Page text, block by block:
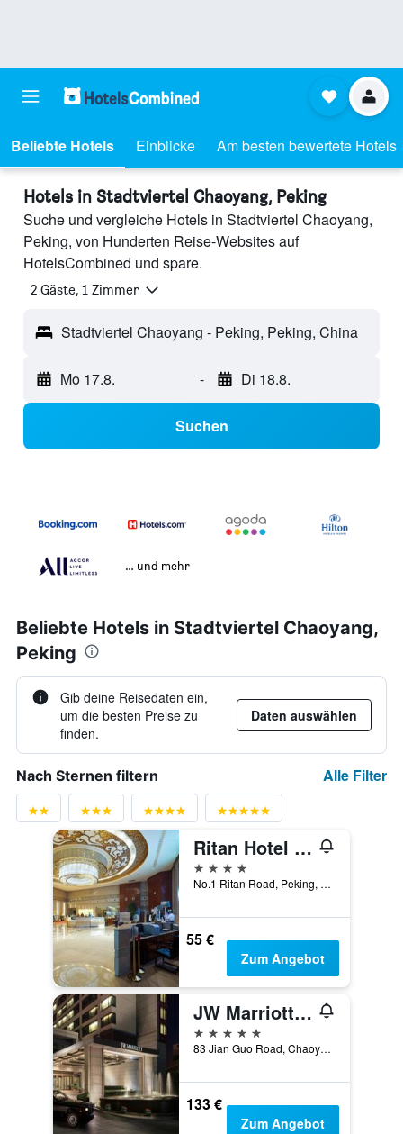
Beliebte Hotels Einblicke Am besten bewertete Hotels
Hotels in Stadtviertel Chaoyang, Peking
Suche und vergleiche Hotels in Stadtviertel Chaoyang,
Peking, von Hunderten Reise-Websites auf
HotelsCombined und spare.
2 Gäste, 1 Zimmer
Stadtviertel Chaoyang - Peking, Peking, China
Mo 17.8. - Di 18.8.
Suchen
… und mehr
Beliebte Hotels in Stadtviertel Chaoyang,
Peking
Gib deine Reisedaten ein,
um die besten Preise zu
finden.
Daten auswählen
Nach Sternen filtern Alle Filter
Ritan Hotel Downtown Beijing
4 Sterne
No.1 Ritan Road, Peking, China
55 €
Zum Angebot
JW Marriott Hotel Beijing
5 Sterne
83 Jian Guo Road, Chaoyang District, Peking, China
133 €
Zum Angebot